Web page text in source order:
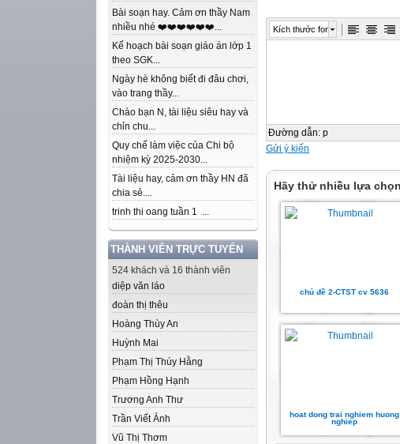
Bài soạn hay. Cảm ơn thầy Nam
nhiều nhé ❤️❤️❤️❤️❤️❤️...
Kế hoạch bài soạn giáo án lớp 1
theo SGK...
Ngày hè không biết đi đâu chơi,
vào trang thầy...
Chào bạn N, tài liệu siêu hay và
chỉn chu...
Quy chế làm việc của Chi bộ
nhiệm kỳ 2025-2030...
Tài liệu hay, cảm ơn thầy HN đã
chia sẻ....
trinh thi oang tuần 1 ...
THÀNH VIÊN TRỰC TUYẾN
524 khách và 16 thành viên
diệp văn láo
đoàn thị thêu
Hoàng Thùy An
Huỳnh Mai
Phạm Thị Thúy Hằng
Phạm Hồng Hạnh
Trương Anh Thư
Trần Viết Ánh
Vũ Thị Thơm
Kích thước font
Đường dẫn: p
Gửi ý kiến
Hãy thử nhiều lựa
chủ đề 2-CTST cv 5636
hoat dong trai nghiem huong
nghiep